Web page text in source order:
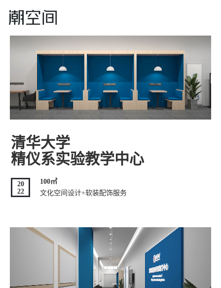
清华大学
精仪系实验教学中心
20
22
100㎡
文化空间设计+软装配饰服务